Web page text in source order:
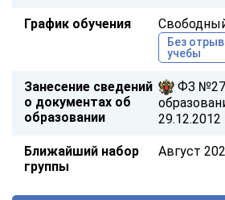
График обучения
Без
учебы
Занесение сведений
о документах об
образовании
ФЗ
29.12.2012
Ближайший набор
группы
Август